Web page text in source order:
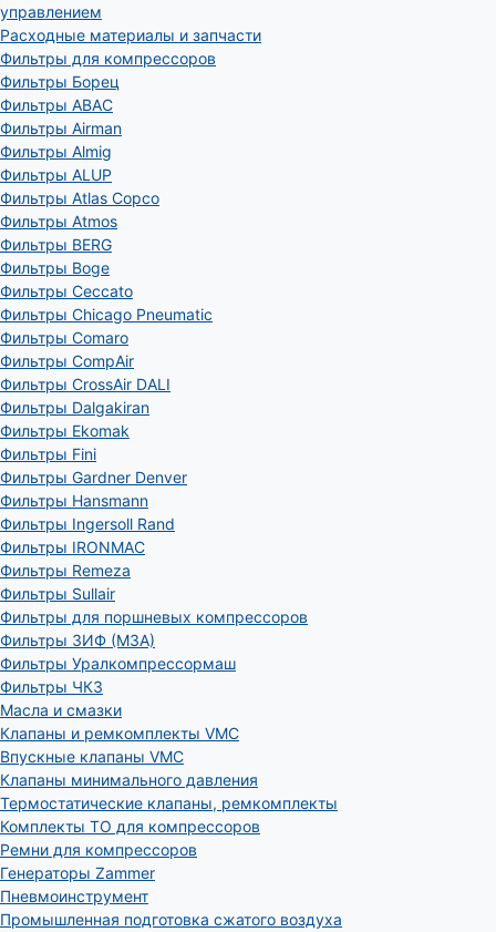
управлением
Расходные материалы и запчасти
Фильтры для компрессоров
Фильтры Борец
Фильтры ABAC
Фильтры Airman
Фильтры Almig
Фильтры ALUP
Фильтры Atlas Copco
Фильтры Atmos
Фильтры BERG
Фильтры Boge
Фильтры Ceccato
Фильтры Chicago Pneumatic
Фильтры Comaro
Фильтры CompAir
Фильтры CrossAir DALI
Фильтры Dalgakiran
Фильтры Ekomak
Фильтры Fini
Фильтры Gardner Denver
Фильтры Hansmann
Фильтры Ingersoll Rand
Фильтры IRONMAC
Фильтры Remeza
Фильтры Sullair
Фильтры для поршневых компрессоров
Фильтры ЗИФ (МЗА)
Фильтры Уралкомпрессормаш
Фильтры ЧКЗ
Масла и смазки
Клапаны и ремкомплекты VMC
Впускные клапаны VMC
Клапаны минимального давления
Термостатические клапаны, ремкомплекты
Комплекты ТО для компрессоров
Ремни для компрессоров
Генераторы Zammer
Пневмоинструмент
Промышленная подготовка сжатого воздуха